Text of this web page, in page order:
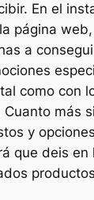
En el
página
a
como con
más
y
que deis en